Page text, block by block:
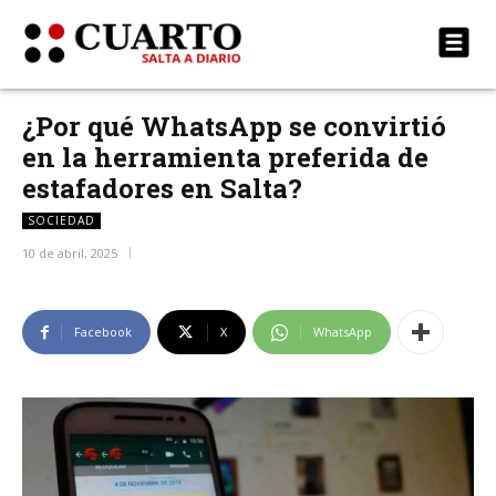
¿Por qué WhatsApp se convirtió
en la herramienta preferida de
estafadores en Salta?
SOCIEDAD
10 de abril, 2025
Facebook X WhatsApp